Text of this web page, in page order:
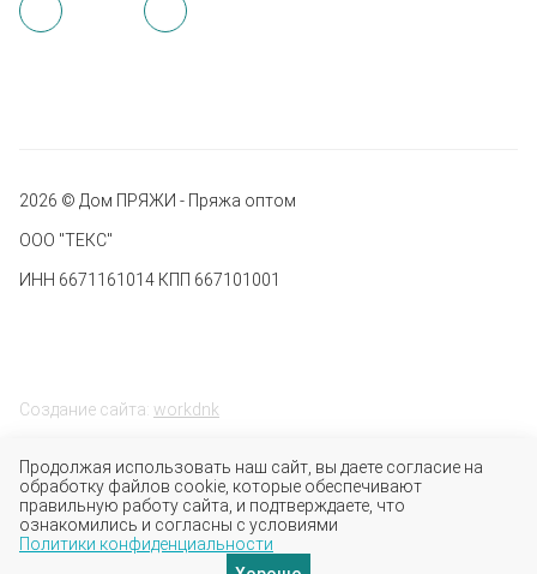
2026 © Дом ПРЯЖИ - Пряжа оптом
ООО "ТЕКС"
ИНН 6671161014 КПП 667101001
Создание сайта: workdnk
Продолжая использовать наш сайт, вы даете согласие на
обработку файлов cookie, которые обеспечивают
правильную работу сайта, и подтверждаете, что
ознакомились и согласны с условиями
Политики конфиденциальности